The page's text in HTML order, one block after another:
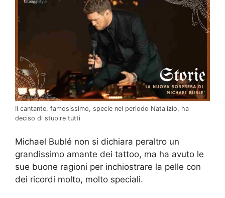
Il cantante, famosissimo, specie nel periodo Natalizio, ha
deciso di stupire tutti
Michael Bublé non si dichiara peraltro un
grandissimo amante dei tattoo, ma ha avuto le
sue buone ragioni per inchiostrare la pelle con
dei ricordi molto, molto speciali.